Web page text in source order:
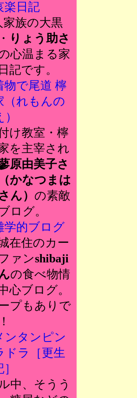
楽日記
家族の大黒
りょう助さ
心温まる家
記です。
物で尾道 檸
（れもんの
け教室・檸
を主宰され
原由美子さ
かなつまは
ん） の素敵
ログ。
学的ブログ
在住のカー
ァンshibaji
の食べ物情
心ブログ。
プもありで
ンタンピン
ドラ［更生
中、そうう